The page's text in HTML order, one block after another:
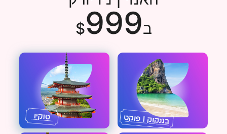
רוצה FlyAll חדשב$999